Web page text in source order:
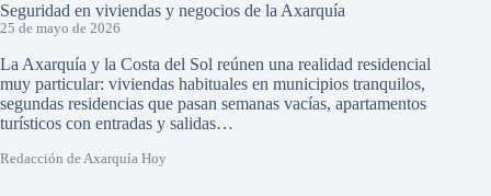
Seguridad en viviendas y negocios de la Axarquía
25 de mayo de 2026
La Axarquía y la Costa del Sol reúnen una realidad residencial
muy particular: viviendas habituales en municipios tranquilos,
segundas residencias que pasan semanas vacías, apartamentos
turísticos con entradas y salidas…
Redacción de Axarquía Hoy